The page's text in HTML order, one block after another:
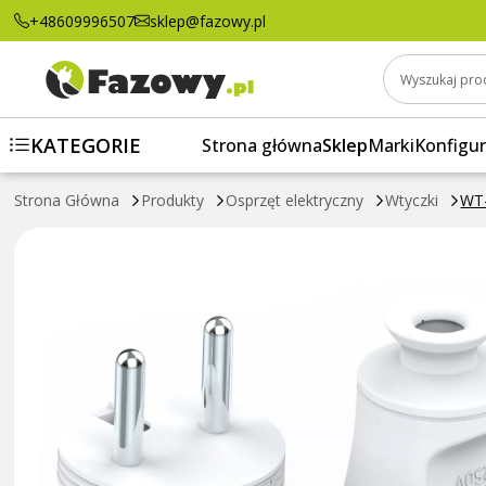
+48609996507 sklep@fazowy.pl
Wyszukaj
KATEGORIE Strona głównaSklepMarki
Strona Główna Produkty Osprzęt elektryczny Wtyczki
WT-30 BIAŁY Wtyczka prosta rozbieralna